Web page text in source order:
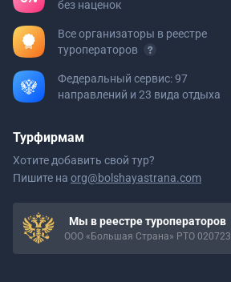
без наценок
Все организаторы в реестре
туроператоров
Федеральный сервис: 97
направлений и 23 вида отдыха
Турфирмам
Хотите добавить свой тур?
Пишите на org@bolshayastrana.com
Мы в реестре туроператоров
ООО «Большая Страна» РТО 020723